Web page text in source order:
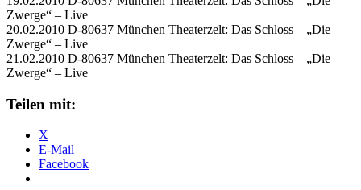
Zwerge“ – Live
20.02.2010 D-80637 München Theaterzelt: Das Schloss – „Die
Zwerge“ – Live
21.02.2010 D-80637 München Theaterzelt: Das Schloss – „Die
Zwerge“ – Live
Teilen mit:
X
E-Mail
Facebook